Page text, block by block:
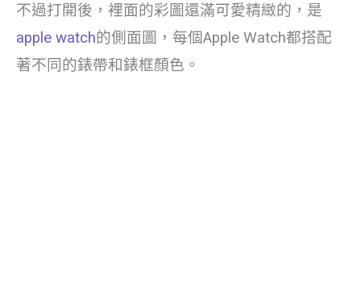
不過打開後，裡面的彩圖還滿可愛精緻的，是
apple watch的側面圖，每個Apple Watch都搭配
著不同的錶帶和錶框顏色。